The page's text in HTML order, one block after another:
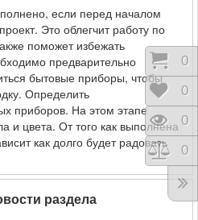
если перед началом
Это облегчит работу по
поможет избежать
предварительно
бытовые приборы, чтобы
Определить
приборов. На этом этапе
и цвета. От того как выполнена
как долго будет радовать
раздела
0
0
0
0